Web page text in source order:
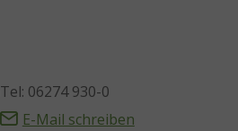
Tel: 06274 930-0
E-Mail schreiben